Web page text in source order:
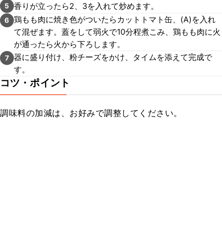
5 香りが立ったら2、3を入れて炒めます。
6 鶏もも肉に焼き色がついたらカットトマト缶、(A)を入れ
て混ぜます。蓋をして弱火で10分程煮こみ、鶏もも肉に火
が通ったら火から下ろします。
7 器に盛り付け、粉チーズをかけ、タイムを添えて完成で
す。
コツ・ポイント
調味料の加減は、お好みで調整してください。